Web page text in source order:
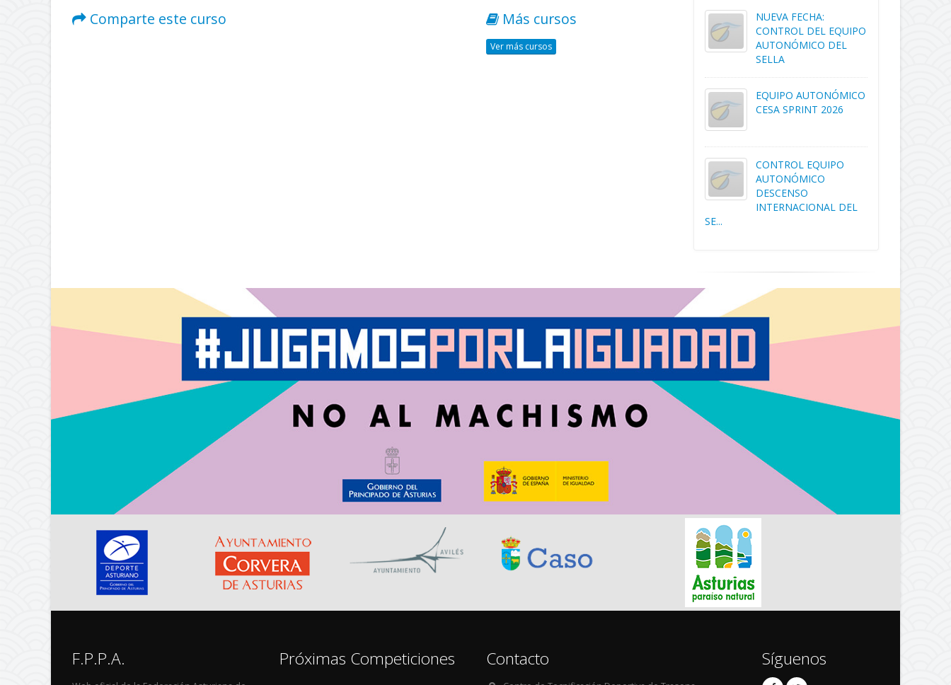
Comparte este curso Más cursos
Ver más cursos
NUEVA FECHA:
CONTROL DEL EQUIPO
AUTONÓMICO DEL
SELLA
EQUIPO AUTONÓMICO
CESA SPRINT 2026
CONTROL EQUIPO
AUTONÓMICO
DESCENSO
INTERNACIONAL DEL
SE...
F.P.P.A. Próximas Competiciones Contacto Síguenos